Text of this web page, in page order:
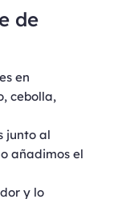
de
en
cebolla,
junto al
añadimos el
y lo